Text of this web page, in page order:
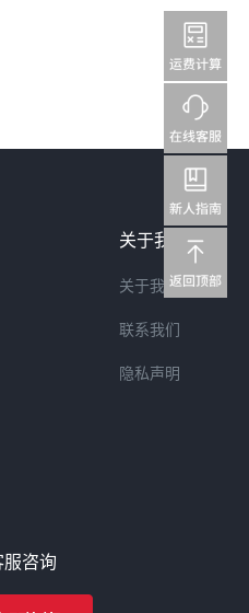
关于我们
关于我们
联系我们
隐私声明
咨询